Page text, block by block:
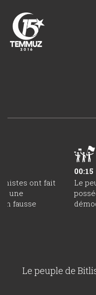
ont fait
une
fausse
00:15
Le
Le peuple de